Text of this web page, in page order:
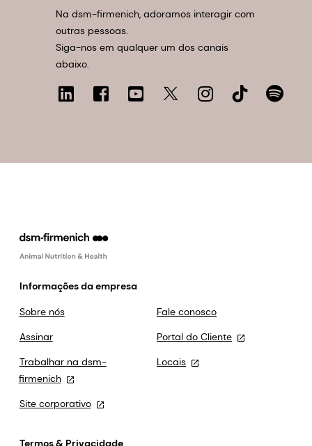
Na dsm-firmenich, adoramos interagir com
outras pessoas.
Siga-nos em qualquer um dos canais
abaixo.
Informações da empresa
Sobre nós
Fale conosco
Assinar
Portal do Cliente
Trabalhar na dsm-
firmenich
Locais
Site corporativo
Termos & Privacidade